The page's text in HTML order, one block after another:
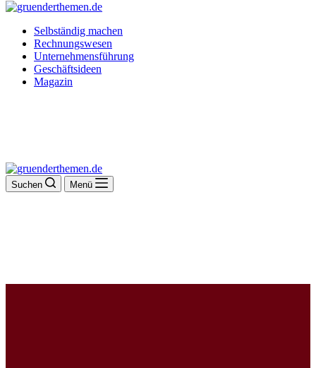
Selbständig machen
Rechnungswesen
Unternehmensführung
Geschäftsideen
Magazin
Suchen Menü